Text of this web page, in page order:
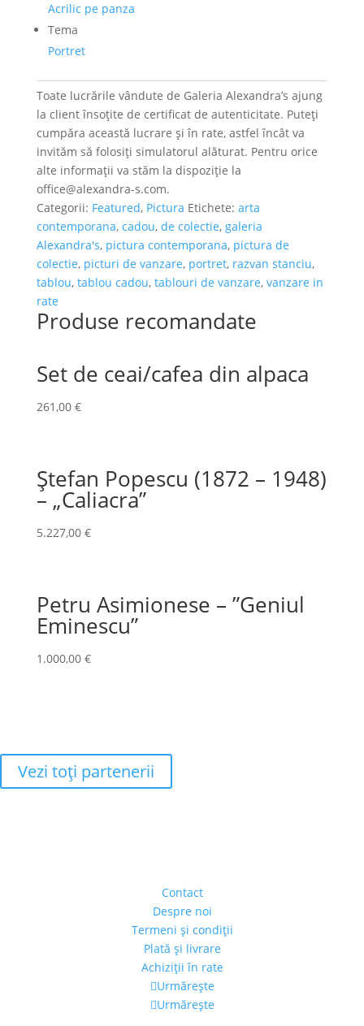
Acrilic pe panza
Tema
Portret
Toate lucrările vândute de Galeria Alexandra’s ajung
la client însoțite de certificat de autenticitate. Puteți
cumpăra această lucrare și în rate, astfel încât va
invităm să folosiți simulatorul alăturat. Pentru orice
alte informații va stăm la dispoziție la
office@alexandra-s.com.
Categorii: Featured, Pictura Etichete: arta
contemporana, cadou, de colectie, galeria
Alexandra's, pictura contemporana, pictura de
colectie, picturi de vanzare, portret, razvan stanciu,
tablou, tablou cadou, tablouri de vanzare, vanzare in
rate
Produse recomandate
Set de ceai/cafea din alpaca
261,00 €
Ștefan Popescu (1872 – 1948)
– „Caliacra”
5.227,00 €
Petru Asimionese – ”Geniul
Eminescu”
1.000,00 €
Vezi toţi partenerii
Contact
Despre noi
Termeni şi condiţii
Plată şi livrare
Achiziţii în rate
Urmărește
Urmărește